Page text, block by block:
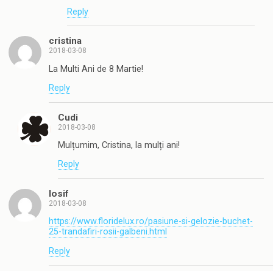
Reply
cristina
2018-03-08
La Multi Ani de 8 Martie!
Reply
Cudi
2018-03-08
Mulțumim, Cristina, la mulți ani!
Reply
Iosif
2018-03-08
https://www.floridelux.ro/pasiune-si-gelozie-buchet-
25-trandafiri-rosii-galbeni.html
Reply